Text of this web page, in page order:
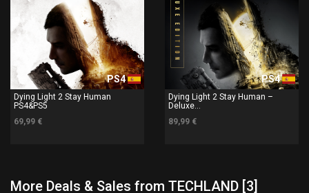
PS4
Dying Light 2 Stay Human
PS4&PS5
69,99 €
PS4
Dying Light 2 Stay Human –
Deluxe...
89,99 €
More Deals & Sales from TECHLAND [3]